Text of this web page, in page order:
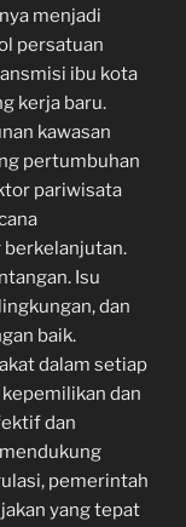
menjadi
persatuan
ibu kota
kerja baru.
kawasan
pertumbuhan
pariwisata
berkelanjutan.
Isu
dan
baik.
dalam setiap
dan
dan
pemerintah
yang tepat